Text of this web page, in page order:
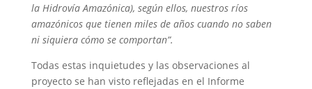
la Hidrovía Amazónica), según ellos, nuestros ríos
amazónicos que tienen miles de años cuando no saben
ni siquiera cómo se comportan”.
Todas estas inquietudes y las observaciones al
proyecto se han visto reflejadas en el Informe